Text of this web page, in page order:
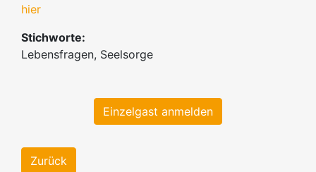
hier
Stichworte:
Lebensfragen, Seelsorge
Einzelgast anmelden
Zurück